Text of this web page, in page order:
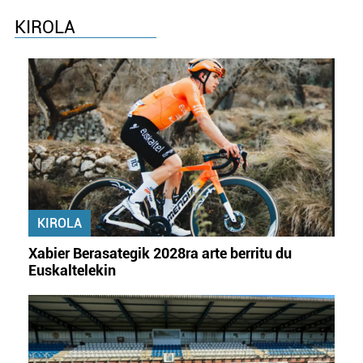
KIROLA
KIROLA
Xabier Berasategik 2028ra arte berritu du
Euskaltelekin